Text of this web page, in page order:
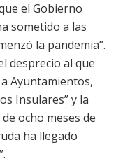
el Gobierno
sometido a las
la pandemia”.
desprecio al que
Ayuntamientos,
Insulares” y la
ocho meses de
ha llegado